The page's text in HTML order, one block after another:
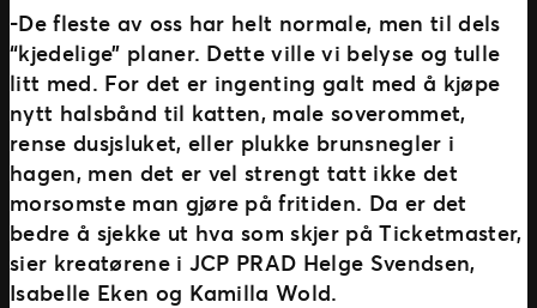
-De fleste av oss har helt normale, men til dels
“kjedelige” planer. Dette ville vi belyse og tulle
litt med. For det er ingenting galt med å kjøpe
nytt halsbånd til katten, male soverommet,
rense dusjsluket, eller plukke brunsnegler i
hagen, men det er vel strengt tatt ikke det
morsomste man gjøre på fritiden. Da er det
bedre å sjekke ut hva som skjer på Ticketmaster,
sier kreatørene i JCP PRAD Helge Svendsen,
Isabelle Eken og Kamilla Wold.